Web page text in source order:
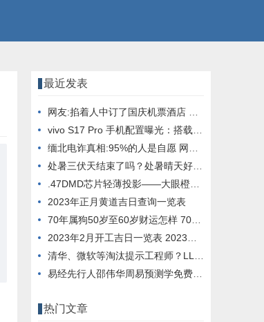
最近发表
网友:掐着人中订了国庆机票酒店 看到价格差点晕倒
vivo S17 Pro 手机配置曝光：搭载天玑 8200 芯片， 12GB 内存
缅北电诈真相:95%的人是自愿 网友：这就是人性
处暑三伏天结束了吗？处暑晴天好还是下雨好？
.47DMD芯片轻薄投影——大眼橙X7D Pro它终于来了
2023年正月黄道吉日查询一览表
70年属狗50岁至60岁财运怎样 70年属狗51岁财运
2023年2月开工吉日一览表 2023年2月开工大吉日子
清华、微软等淘汰提示工程师？LLM与进化算法结合，创造超强提示优化器
易经先行人邵伟华周易预测学免费四柱八字算命
热门文章